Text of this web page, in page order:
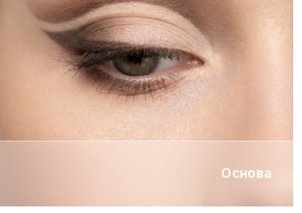
Основа